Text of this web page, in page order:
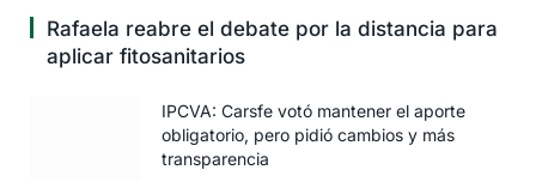
Rafaela reabre el debate por la distancia para
aplicar fitosanitarios
IPCVA: Carsfe votó mantener el aporte
obligatorio, pero pidió cambios y más
transparencia